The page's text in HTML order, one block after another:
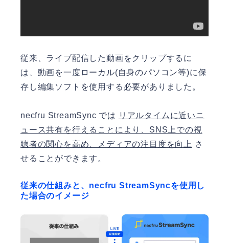
従来、ライブ配信した動画をクリップするに
は、動画を一度ローカル(自身のパソコン等)に保
存し編集ソフトを使用する必要がありました。
necfru StreamSync では リアルタイムに近いニ
ュース共有を行えることにより、SNS上での視
聴者の関心を高め、メディアの注目度を向上 さ
せることができます。
従来の仕組みと、necfru StreamSyncを使用し
た場合のイメージ